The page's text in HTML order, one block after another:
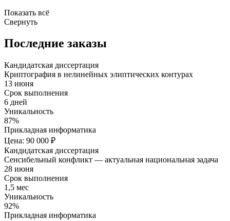
Показать всё
Свернуть
Последние заказы
Кандидатская диссертация
Криптография в нелинейных элиптических контурах
13 июня
Срок выполнения
6 дней
Уникальность
87%
Прикладная информатика
Цена: 90 000 ₽
Кандидатская диссертация
Сенсибельный конфликт — актуальная национальная задача
28 июня
Срок выполнения
1,5 мес
Уникальность
92%
Прикладная информатика